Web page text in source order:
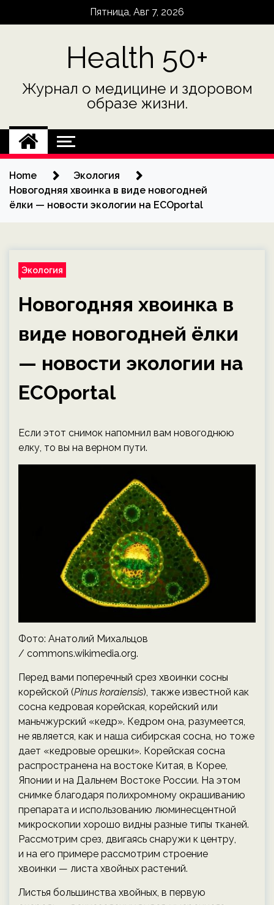
Пятница, Авг 7, 2026
Health 50+
Журнал о медицине и здоровом
образе жизни.
Home
Экология
Новогодняя хвоинка в виде новогодней
ёлки — новости экологии на ECOportal
Экология
Новогодняя хвоинка в
виде новогодней ёлки
— новости экологии на
ECOportal
Если этот снимок напомнил вам новогоднюю
елку, то вы на верном пути.
Фото: Анатолий Михальцов
/ commons.wikimedia.org.
Перед вами поперечный срез хвоинки сосны
корейской (Pinus koraiensis), также известной как
сосна кедровая корейская, корейский или
маньчжурский «кедр». Кедром она, разумеется,
не является, как и наша сибирская сосна, но тоже
дает «кедровые орешки». Корейская сосна
распространена на востоке Китая, в Корее,
Японии и на Дальнем Востоке России. На этом
снимке благодаря полихромному окрашиванию
препарата и использованию люминесцентной
микроскопии хорошо видны разные типы тканей.
Рассмотрим срез, двигаясь снаружи к центру,
и на его примере рассмотрим строение
хвоинки — листа хвойных растений.
Листья большинства хвойных, в первую